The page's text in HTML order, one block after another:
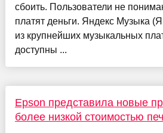
сбоить. Пользователи не
платят деньги. Яндекс Музыка
из крупнейших музыкальных
доступны ...
Epson представила новые
более низкой стоимостью